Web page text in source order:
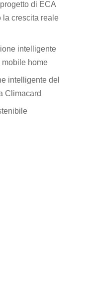
di ECA
la crescita reale
intelligente
home
intelligente del
Climacard